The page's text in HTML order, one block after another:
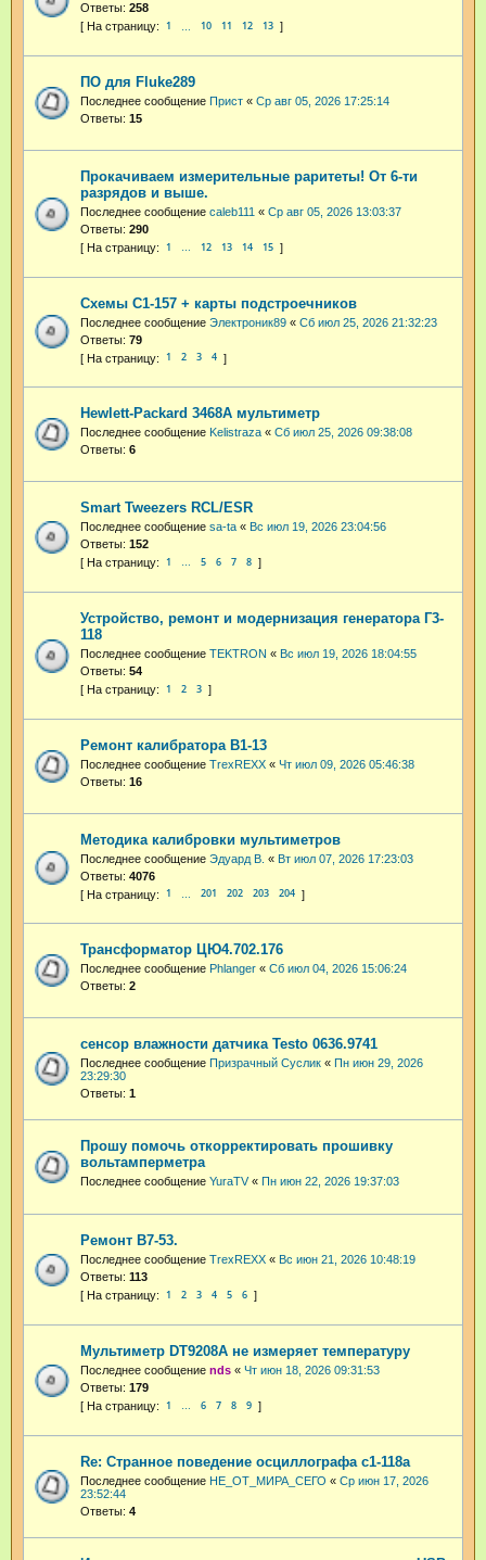
Ответы: 258
1 10 11 12 13
ПО для Fluke289
Последнее сообщение Прист « Ср авг 05, 2026 17:25:14
Ответы: 15
Прокачиваем измерительные раритеты! От 6-ти
разрядов и выше.
Последнее сообщение caleb111 « Ср авг 05, 2026 13:03:37
Ответы: 290
1 … 12 13 14 15
Схемы С1-157 + карты подстроечников
Последнее сообщение Электроник89 « Сб июл 25, 2026 21:32:23
Ответы: 79
1 2 3 4
Hewlett-Packard 3468A мультиметр
Последнее сообщение Kelistraza « Сб июл 25, 2026 09:38:08
Ответы: 6
Smart Tweezers RCL/ESR
Последнее сообщение sa-ta « Вс июл 19, 2026 23:04:56
Ответы: 152
1 … 5 6 7 8
Устройство, ремонт и модернизация генератора Г3-
118
Последнее сообщение TEKTRON « Вс июл 19, 2026 18:04:55
Ответы: 54
1 2 3
Ремонт калибратора В1-13
Последнее сообщение TrexREXX « Чт июл 09, 2026 05:46:38
Ответы: 16
Методика калибровки мультиметров
Последнее сообщение Эдуард В. « Вт июл 07, 2026 17:23:03
Ответы: 4076
1 201 202 203 204
Трансформатор ЦЮ4.702.176
Последнее сообщение Phlanger « Сб июл 04, 2026 15:06:24
Ответы: 2
сенсор влажности датчика Testo 0636.9741
Последнее сообщение Призрачный Суслик « Пн июн 29, 2026
23:29:30
Ответы: 1
Прошу помочь откорректировать прошивку
вольтамперметра
Последнее сообщение YuraTV« Пн июн 22, 2026 19:37:03
Ремонт В7-53.
Последнее сообщение TrexREXX « Вс июн 21, 2026 10:48:19
Ответы: 113
1 2 3 4 5 6
Мультиметр DT9208A не измеряет температуру
Последнее сообщение nds « Чт июн 18, 2026 09:31:53
Ответы: 179
1 6 7 8 9
Re: Странное поведение осциллографа с1-118а
Последнее сообщение НЕ_ОТ_МИРА_СЕГО « Ср июн 17, 2026
23:52:44
Ответы: 4